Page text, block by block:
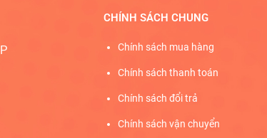
CHÍNH SÁCH CHUNG
Chính sách mua hàng
Chính sách thanh toán
Chính sách đổi trả
Chính sách vận chuyển